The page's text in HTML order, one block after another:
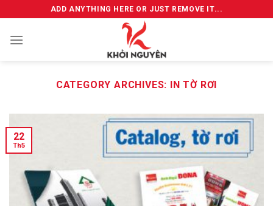
to
content
ADD ANYTHING HERE OR JUST REMOVE IT...
CATEGORY ARCHIVES: IN TỜ RƠI
22
Th5